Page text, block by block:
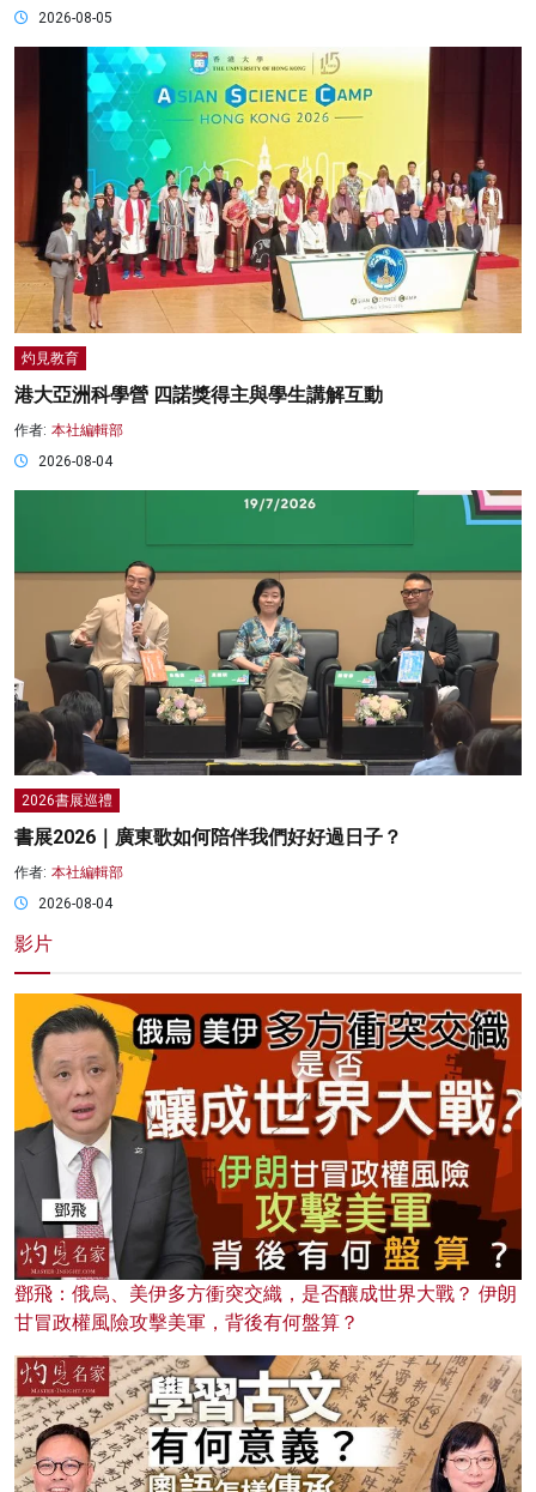
2026-08-05
灼見教育
港大亞洲科學營 四諾獎得主與學生講解互動
作者: 本社編輯部
2026-08-04
2026書展巡禮
書展2026｜廣東歌如何陪伴我們好好過日子？
作者: 本社編輯部
2026-08-04
影片
鄧飛：俄烏、美伊多方衝突交織，是否釀成世界大戰？ 伊朗
甘冒政權風險攻擊美軍，背後有何盤算？